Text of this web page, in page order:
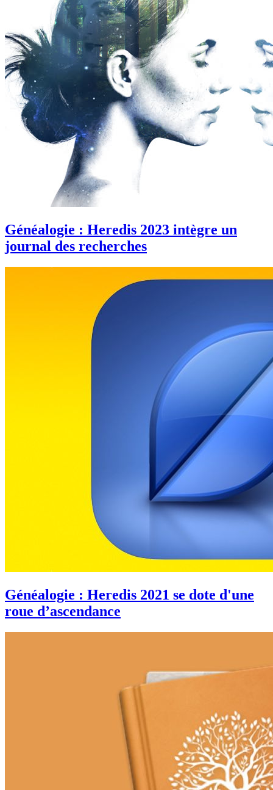
Généalogie : Heredis 2023 intègre un
journal des recherches
Généalogie : Heredis 2021 se dote d'une
roue d’ascendance